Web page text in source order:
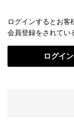
ログインするとお客
会員登録をされてい
ログイン